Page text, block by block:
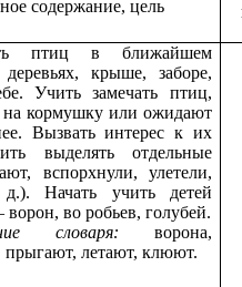
содержание, цель
птиц в ближайшем
крыше, заборе,
Учить замечать птиц,
на кормушку или ожидают
Вызвать интерес к их
выделять отдельные
вспорхнули, улетели,
Начать учить детей
ворон, во робьев, голубей.
словаря: ворона,
прыгают, летают, клюют.